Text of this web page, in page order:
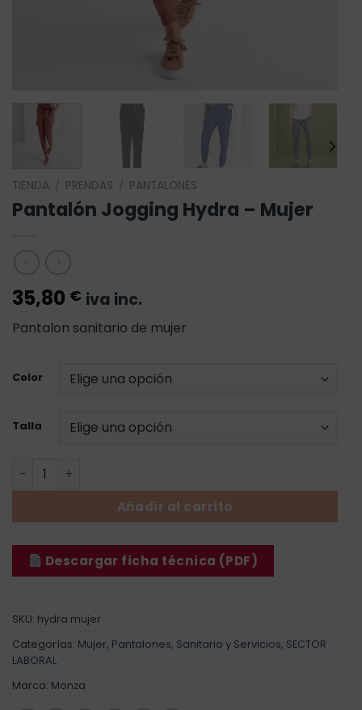
TIENDA PRENDAS PANTALONES
Pantalón Jogging Hydra – Mujer
35,80 € iva inc.
Pantalon sanitario de mujer
Color
Talla
Pantalón Jogging Hydra - Mujer cantidad
Añadir al carrito
Descargar ficha técnica (PDF)
SKU: hydra mujer
Categorías: Mujer, Pantalones, Sanitario y Servicios, SECTOR
LABORAL
Marca: Monza